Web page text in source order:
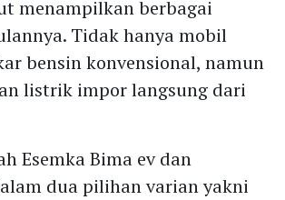
menampilkan berbagai
Tidak hanya mobil
bensin konvensional, namun
listrik impor langsung dari
Esemka Bima ev dan
dua pilihan varian yakni